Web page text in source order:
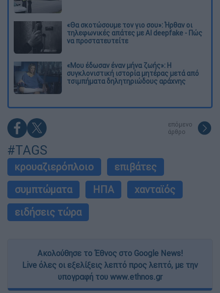
«Θα σκοτώσουμε τον γιο σου»: Ήρθαν οι
τηλεφωνικές απάτες με AI deepfake - Πώς
να προστατευτείτε
«Μου έδωσαν έναν μήνα ζωής»: Η
συγκλονιστική ιστορία μητέρας μετά από
τσιμπήματα δηλητηριώδους αράχνης
επόμενο
άρθρο
#TAGS
κρουαζιερόπλοιο
επιβάτες
συμπτώματα
ΗΠΑ
χανταϊός
ειδήσεις τώρα
Ακολούθησε το Έθνος στο Google News!
Live όλες οι εξελίξεις λεπτό προς λεπτό, με την
υπογραφή του www.ethnos.gr